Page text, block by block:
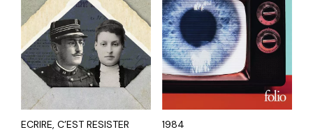
ECRIRE, C’EST RESISTER
1984